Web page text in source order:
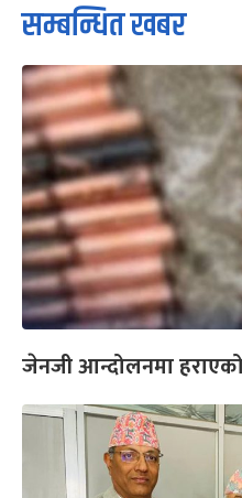
सम्बन्धित खबर
जेनजी आन्दोलनमा